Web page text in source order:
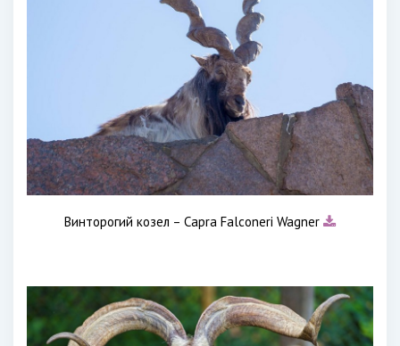
Винторогий козел – Capra Falconeri Wagner